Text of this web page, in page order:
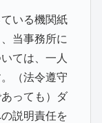
いる機関紙
当事務所に
ては、一人
（法令遵守
っても）ダ
説明責任を